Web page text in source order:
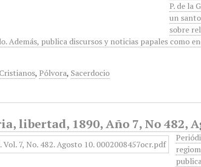
P. de la
un
sobre
Además, publica discursos y noticias papales como
Cristianos, Pólvora, Sacerdocio
libertad, 1890, Año 7, No 482,